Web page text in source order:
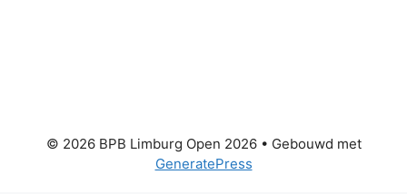
© 2026 BPB Limburg Open 2026• Gebouwd met
GeneratePress